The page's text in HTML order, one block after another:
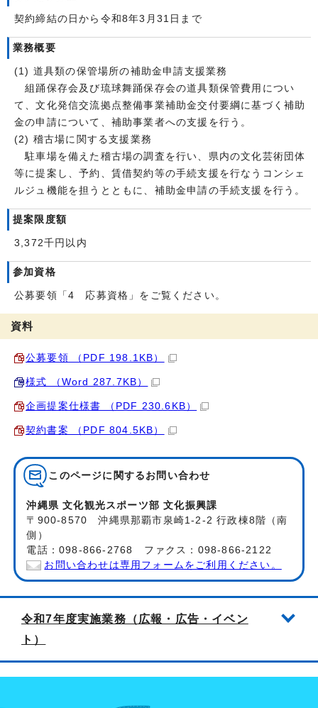
契約締結の日から令和8年3月31日まで
業務概要
(1) 道具類の保管場所の補助金申請支援業務
組踊保存会及び琉球舞踊保存会の道具類保管費用につい
て、文化発信交流拠点整備事業補助金交付要綱に基づく補助
金の申請について、補助事業者への支援を行う。
(2) 稽古場に関する支援業務
駐車場を備えた稽古場の調査を行い、県内の文化芸術団体
等に提案し、予約、賃借契約等の手続支援を行なうコンシェ
ルジュ機能を担うとともに、補助金申請の手続支援を行う。
提案限度額
3,372千円以内
参加資格
公募要領「4 応募資格」をご覧ください。
資料
公募要領 （PDF 198.1KB）
様式 （Word 287.7KB）
企画提案仕様書 （PDF 230.6KB）
契約書案 （PDF 804.5KB）
このページに関する お問い合わせ
沖縄県 文化観光スポーツ部 文化振興課
〒900-8570 沖縄県那覇市泉崎1-2-2 行政棟8階（南
側）
電話：098-866-2768 ファクス：098-866-2122
お問い合わせは専用フォームをご利用ください。
令和7年度実施業務（広報・広告・イベン
ト）